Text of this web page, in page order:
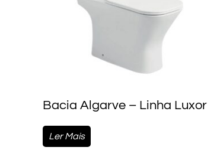
Bacia Algarve – Linha Luxor
Ler Mais